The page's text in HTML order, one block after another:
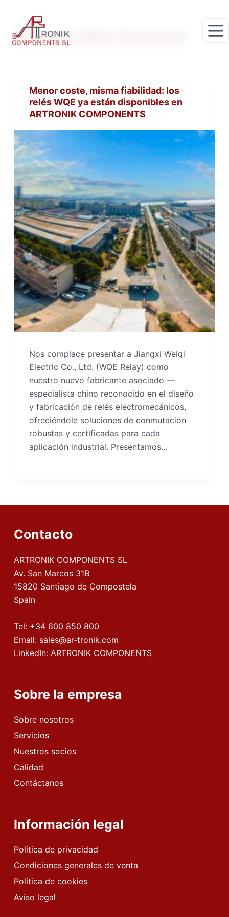
o
n
e
n
d
o
Etiqueta
Menor coste, misma fiabilidad: los
relés WQE ya están disponibles en
ARTRONIK COMPONENTS
Nos complace presentar a Jiangxi Weiqi
Electric Co., Ltd. (WQE Relay) como
nuestro nuevo fabricante asociado —
especialista chino reconocido en el diseño
y fabricación de relés electromecánicos,
ofreciéndole soluciones de conmutación
robustas y certificadas para cada
aplicación industrial. Presentamos…
Contacto
ARTRONIK COMPONENTS SL
Av. San Marcos 31B
15820 Santiago de Compostela
Spain
Tel: +34 600 850 800
Email: sales@ar-tronik.com
LinkedIn: ARTRONIK COMPONENTS
Sobre la empresa
Sobre nosotros
Servicios
Nuestros socios
Calidad
Contáctanos
Información legal
Política de privacidad
Condiciones generales de venta
Política de cookies
Aviso legal